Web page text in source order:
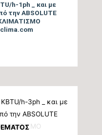
h-1ph _ και με
την ABSOLUTE